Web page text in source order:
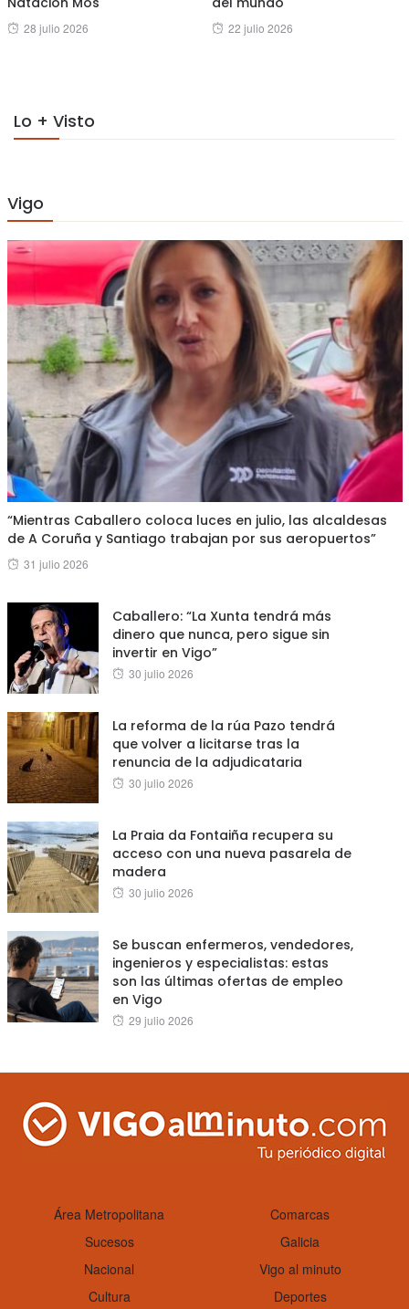
Posted
28 julio 2026
Posted
22 julio 2026
Lo + Visto
Vigo
“Mientras Caballero coloca luces en julio, las alcaldesas
de A Coruña y Santiago trabajan por sus aeropuertos”
Posted
31 julio 2026
Caballero: “La Xunta tendrá más
dinero que nunca, pero sigue sin
invertir en Vigo”
Posted
30 julio 2026
La reforma de la rúa Pazo tendrá
que volver a licitarse tras la
renuncia de la adjudicataria
Posted
30 julio 2026
La Praia da Fontaiña recupera su
acceso con una nueva pasarela de
madera
Posted
30 julio 2026
Se buscan enfermeros, vendedores,
ingenieros y especialistas: estas
son las últimas ofertas de empleo
en Vigo
Posted
29 julio 2026
Área Metropolitana
Comarcas
Sucesos
Galicia
Nacional
Vigo al minuto
Cultura
Deportes